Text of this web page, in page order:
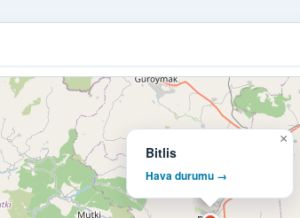
Bitlis
Hava durumu →
×